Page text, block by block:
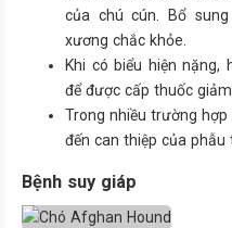
của chú cún. Bổ
xương chắc khỏe.
Khi có biểu hiện nặng,
để được cấp thuốc
Trong nhiều trường
đến can thiệp của phẫu
Bệnh suy giáp